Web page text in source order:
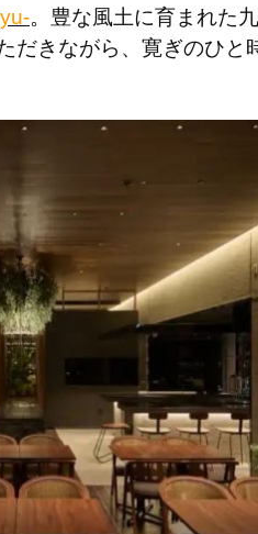
。 豊な風土に育まれた
だきながら、寛ぎのひと